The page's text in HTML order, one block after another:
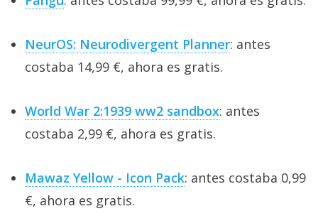
NeurOS: Neurodivergent Planner: antes
costaba 14,99 €, ahora es gratis.
World War 2:1939 ww2 sandbox: antes
costaba 2,99 €, ahora es gratis.
Mawaz Yellow - Icon Pack: antes costaba 0,99
€, ahora es gratis.